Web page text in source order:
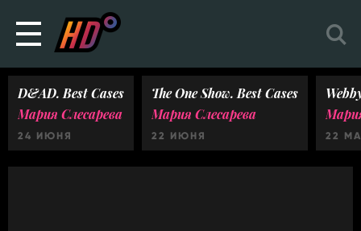
D&AD. Best Cases
Мария Слесарева
24 ИЮНЯ
The One Show. Best Cases
Мария Слесарева
22 ИЮНЯ 22